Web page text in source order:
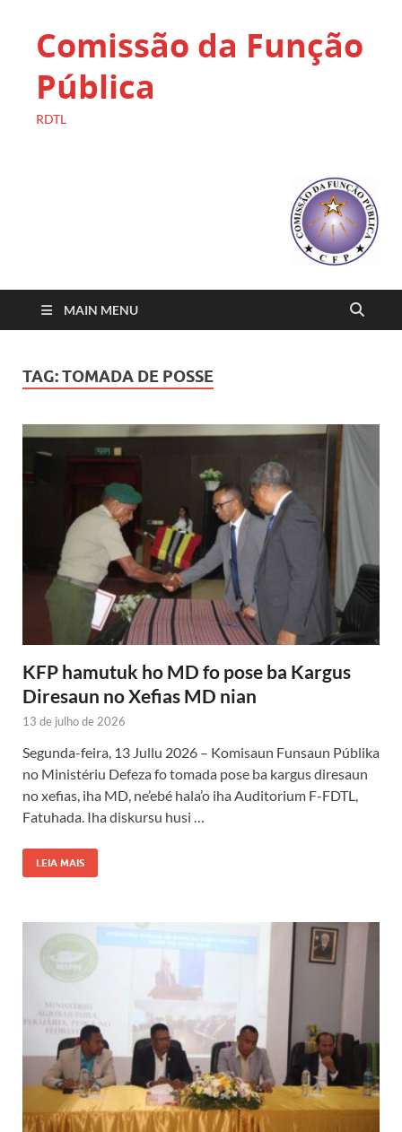
Comissão da Função
Pública
RDTL
MAIN MENU
TAG:TOMADA DE POSSE
KFP hamutuk ho MD fo pose ba Kargus
Diresaun no Xefias MD nian
13 de julho de 2026
Segunda-feira, 13 Jullu 2026 – Komisaun Funsaun Públika
no Ministériu Defeza fo tomada pose ba kargus diresaun
no xefias, iha MD, ne’ebé hala’o iha Auditorium F-FDTL,
Fatuhada. Iha diskursu husi …
LEIA MAIS